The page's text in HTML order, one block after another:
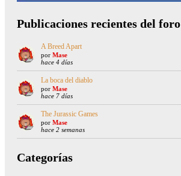
Publicaciones recientes del foro
A Breed Apart
por Mase
hace 4 días
La boca del diablo
por Mase
hace 7 días
The Jurassic Games
por Mase
hace 2 semanas
Categorías